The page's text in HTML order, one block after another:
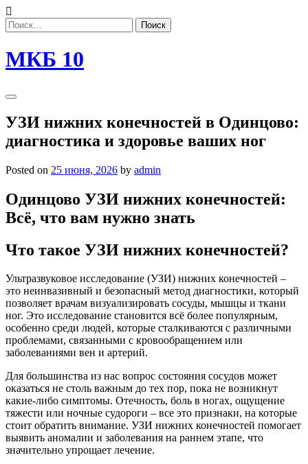
Skip
to
content
Найти:
МКБ 10
УЗИ нижних конечностей в Одинцово:
диагностика и здоровье ваших ног
Posted on 25 июня, 2026 by admin
Одинцово УЗИ нижних конечностей:
Всё, что вам нужно знать
Что такое УЗИ нижних конечностей?
Ультразвуковое исследование (УЗИ) нижних конечностей –
это неинвазивный и безопасный метод диагностики, который
позволяет врачам визуализировать сосуды, мышцы и ткани
ног. Это исследование становится всё более популярным,
особенно среди людей, которые сталкиваются с различными
проблемами, связанными с кровообращением или
заболеваниями вен и артерий.
Для большинства из нас вопрос состояния сосудов может
оказаться не столь важным до тех пор, пока не возникнут
какие-либо симптомы. Отечность, боль в ногах, ощущение
тяжести или ночные судороги – все это признаки, на которые
стоит обратить внимание. УЗИ нижних конечностей помогает
выявить аномалии и заболевания на раннем этапе, что
значительно упрощает лечение.